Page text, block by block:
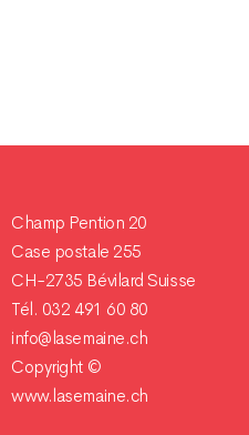
Champ Pention 20
Case postale 255
CH-2735 Bévilard Suisse
Tél. 032 491 60 80
info@lasemaine.ch
Copyright ©
www.lasemaine.ch